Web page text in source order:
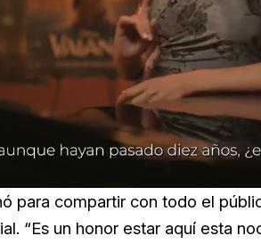
76.68%
para compartir con todo el
“Es un honor estar aquí esta